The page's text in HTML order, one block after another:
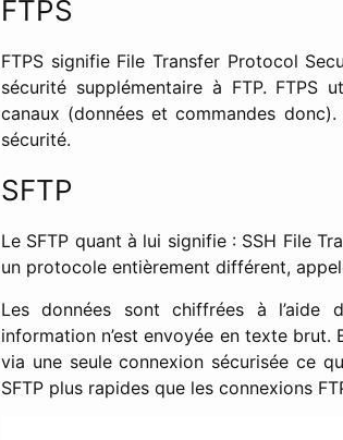
FTPS
FTPS signifie File Transfer Protocol
sécurité supplémentaire à FTP. FTPS
canaux (données et commandes
sécurité.
SFTP
Le SFTP quant à lui signifie : SSH File
un protocole entièrement différent,
Les données sont chiffrées à l’aide
information n’est envoyée en texte
via une seule connexion sécurisée ce
SFTP plus rapides que les connexions